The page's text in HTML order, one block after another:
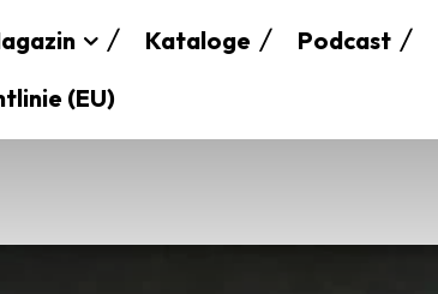
Kataloge Podcast
(EU)